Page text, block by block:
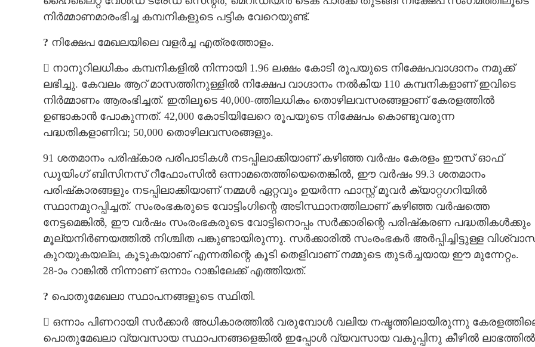
നിർമ്മാണമാരംഭിച്ച കമ്പനികളുടെ പട്ടിക വേറെയുണ്ട്.
? നിക്ഷേപ മേഖലയിലെ വളർച്ച എത്രത്തോളം.
 നാനൂറിലധികം കമ്പനികളിൽ നിന്നായി 1.96 ലക്ഷം കോടി രൂപയുടെ നിക്ഷേപവാഗ്ദാനം നമുക്ക്
ലഭിച്ചു. കേവലം ആറ് മാസത്തിനുള്ളിൽ നിക്ഷേപ വാഗ്ദാനം നൽകിയ 110 കമ്പനികളാണ് ഇവിടെ
നിർമ്മാണം ആരംഭിച്ചത്. ഇതിലൂടെ 40,000-ത്തിലധികം തൊഴിലവസരങ്ങളാണ് കേരളത്തിൽ
ഉണ്ടാകാൻ പോകുന്നത്. 42,000 കോടിയിലേറെ രൂപയുടെ നിക്ഷേപം കൊണ്ടുവരുന്ന
പദ്ധതികളാണിവ; 50,000 തൊഴിലവസരങ്ങളും.
91 ശതമാനം പരിഷ്‌കാര പരിപാടികൾ നടപ്പിലാക്കിയാണ് കഴിഞ്ഞ വർഷം കേരളം ഈസ് ഓഫ്
ഡൂയിംഗ് ബിസിനസ് റീഫോംസിൽ ഒന്നാമതെത്തിയെതെങ്കിൽ,​ ഈ വർഷം 99.3 ശതമാനം
പരിഷ്‌കാരങ്ങളും നടപ്പിലാക്കിയാണ് നമ്മൾ ഏറ്റവും ഉയർന്ന ഫാസ്റ്റ് മൂവർ ക്യാറ്റഗറിയിൽ
സ്ഥാനമുറപ്പിച്ചത്. സംരംഭകരുടെ വോട്ടിംഗിന്റെ അടിസ്ഥാനത്തിലാണ് കഴിഞ്ഞ വർഷത്തെ
നേട്ടമെങ്കിൽ,​ ഈ വർഷം സംരംഭകരുടെ വോട്ടിനൊപ്പം സർക്കാരിന്റെ പരിഷ്‌കരണ പദ്ധതികൾക്കും
മൂല്യനിർണയത്തിൽ നിശ്ചിത പങ്കുണ്ടായിരുന്നു. സർക്കാരിൽ സംരംഭകർ അർപ്പിച്ചിട്ടുള്ള
കുറയുകയല്ല, കൂടുകയാണ് എന്നതിന്റെ കൂടി തെളിവാണ് നമ്മുടെ തുടർച്ചയായ ഈ മുന്നേറ്റം.
28-ാം റാങ്കിൽ നിന്നാണ് ഒന്നാം റാങ്കിലേക്ക് എത്തിയത്.
? പൊതുമേഖലാ സ്ഥാപനങ്ങളുടെ സ്ഥിതി.
 ഒന്നാം പിണറായി സർക്കാർ അധികാരത്തിൽ വരുമ്പോൾ വലിയ നഷ്ടത്തിലായിരുന്നു
പൊതുമേഖലാ വ്യവസായ സ്ഥാപനങ്ങളെങ്കിൽ ഇപ്പോൾ വ്യവസായ വകുപ്പിനു കീഴിൽ ലാഭത്തിൽ